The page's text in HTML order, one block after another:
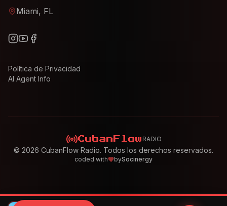
Miami, FL
Política de Privacidad
AI Agent Info
CubanFlow RADIO
© 2026 CubanFlow Radio. Todos los derechos reservados.
coded with bySocinergy